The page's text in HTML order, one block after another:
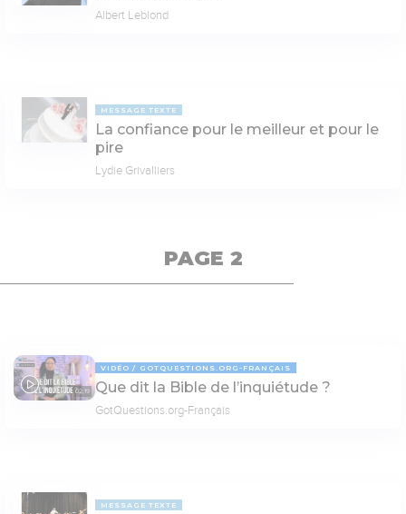
Albert Leblond
MESSAGE TEXTE
La confiance pour le meilleur et pour le
pire
Lydie Grivalliers
PAGE 2
02:19
VIDÉO GOTQUESTIONS.ORG-FRANÇAIS
Que dit la Bible de l’inquiétude ?
GotQuestions.org-Français
MESSAGE TEXTE